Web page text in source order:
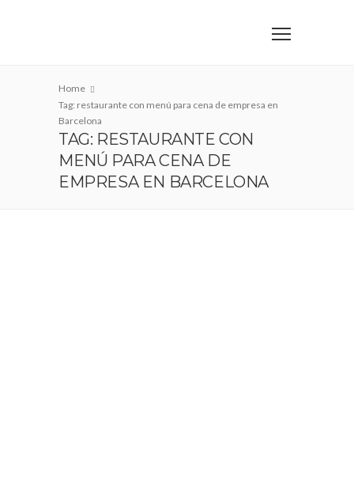
Home
Tag: restaurante con menú para cena de empresa en
Barcelona
TAG: RESTAURANTE CON
MENÚ PARA CENA DE
EMPRESA EN BARCELONA